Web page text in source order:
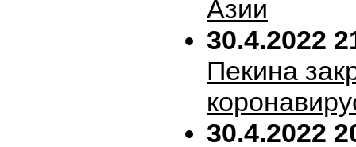
Азии
30.4.2022
Пекина
30.4.2022